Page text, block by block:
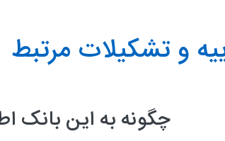
و تشکیلات مرتبط
چگونه به این بانک